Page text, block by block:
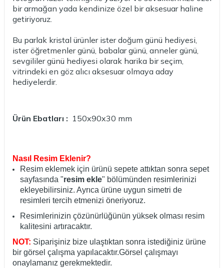
bir armağan yada kendinize özel bir aksesuar haline
getiriyoruz.
Bu parlak kristal ürünler ister doğum günü hediyesi,
ister öğretmenler günü, babalar günü, anneler günü,
sevgililer günü hediyesi olarak harika bir seçim,
vitrindeki en göz alıcı aksesuar olmaya aday
hediyelerdir.
Ürün Ebatları : 150x90x30 mm
Nasıl Resim Eklenir?
Resim eklemek için ürünü sepete attıktan sonra sepet
sayfasında "resim ekle" bölümünden resimlerinizi
ekleyebilirsiniz. Ayrıca ürüne uygun simetri de
resimleri tercih etmenizi öneriyoruz.
Resimlerinizin çözünürlüğünün yüksek olması resim
kalitesini artıracaktır.
NOT: Siparişiniz bize ulaştıktan sonra istediğiniz ürüne
bir görsel çalışma yapılacaktır.Görsel çalışmayı
onaylamanız gerekmektedir.